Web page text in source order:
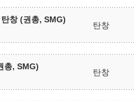
창 (권총, SMG)
탄창
총, SMG)
탄창